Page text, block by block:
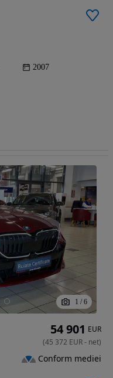
2007
1 / 6
54 901 EUR
(45 372 EUR- net)
Conform mediei